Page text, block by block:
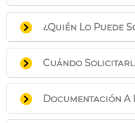
¿Quién Lo Puede
Personas
listados de la
Cuándo
El plazo será de10
siguiente al de la
provisionales de
Documentación A